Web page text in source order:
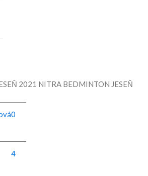
2021 NITRA BEDMINTON JESEŇ
0
4